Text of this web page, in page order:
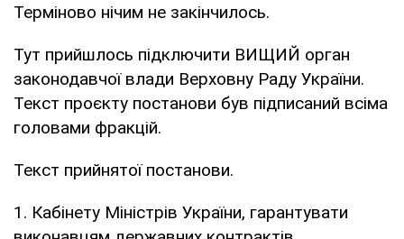
Терміново нічим не закінчилось.
Тут прийшлось підключити ВИЩИЙ орган
законодавчої влади Верховну Раду України.
Текст проєкту постанови був підписаний всіма
головами фракцій.
Текст прийнятої постанови.
1. Кабінету Міністрів України, гарантувати